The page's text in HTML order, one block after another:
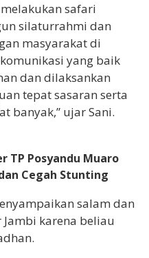
safari
silaturrahmi dan
masyarakat di
yang baik
dan dilaksankan
tepat sasaran serta
banyak,” ujar Sani.
TP Posyandu Muaro
Cegah Stunting
salam dan
karena beliau